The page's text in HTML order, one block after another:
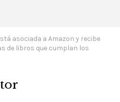
asociada a Amazon y recibe
de libros que cumplan los